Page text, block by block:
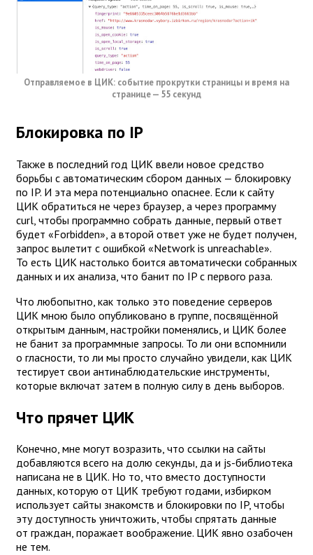
Отправляемое в ЦИК: событие прокрутки страницы и время на
странице — 55 секунд
Блокировка по IP
Также в последний год ЦИК ввели новое средство
борьбы с автоматическим сбором данных — блокировку
по IP. И эта мера потенциально опаснее. Если к сайту
ЦИК обратиться не через браузер, а через программу
curl, чтобы программно собрать данные, первый ответ
будет «Forbidden», а второй ответ уже не будет получен,
запрос вылетит с ошибкой «Network is unreachable».
То есть ЦИК настолько боится автоматически собранных
данных и их анализа, что банит по IP с первого раза.
Что любопытно, как только это поведение серверов
ЦИК мною было опубликовано в группе, посвящённой
открытым данным, настройки поменялись, и ЦИК более
не банит за программные запросы. То ли они вспомнили
о гласности, то ли мы просто случайно увидели, как ЦИК
тестирует свои антинаблюдательские инструменты,
которые включат затем в полную силу в день выборов.
Что прячет ЦИК
Конечно, мне могут возразить, что ссылки на сайты
добавляются всего на долю секунды, да и js-библиотека
написана не в ЦИК. Но то, что вместо доступности
данных, которую от ЦИК требуют годами, избирком
использует сайты знакомств и блокировки по IP, чтобы
эту доступность уничтожить, чтобы спрятать данные
от граждан, поражает воображение. ЦИК явно озабочен
не тем.